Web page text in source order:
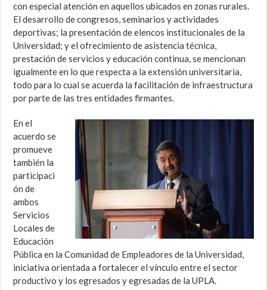
con especial atención en aquellos ubicados en zonas rurales.
El desarrollo de congresos, seminarios y actividades
deportivas; la presentación de elencos institucionales de la
Universidad; y el ofrecimiento de asistencia técnica,
prestación de servicios y educación continua, se mencionan
igualmente en lo que respecta a la extensión universitaria,
todo para lo cual se acuerda la facilitación de infraestructura
por parte de las tres entidades firmantes.
En el
acuerdo se
promueve
también la
participaci
ón de
ambos
Servicios
Locales de
Educación
Pública en la Comunidad de Empleadores de la Universidad,
iniciativa orientada a fortalecer el vínculo entre el sector
productivo y los egresados y egresadas de la UPLA.